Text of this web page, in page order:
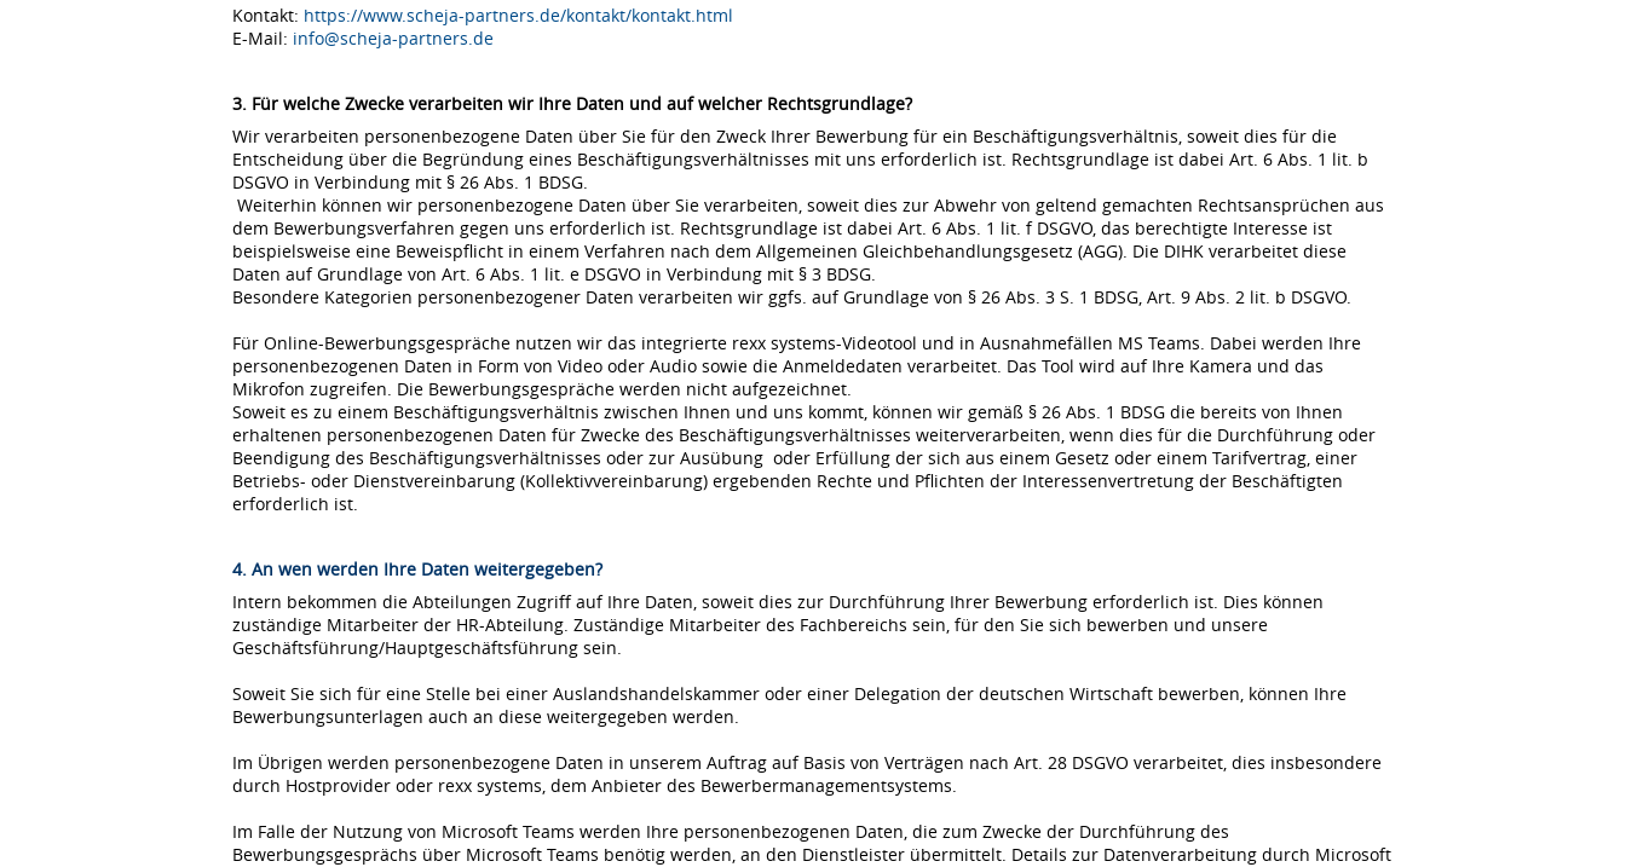
Kontakt: https://www.scheja-partners.de/kontakt/kontakt.html
E-Mail: info@scheja-partners.de
3. Für welche Zwecke verarbeiten wir Ihre Daten und auf welcher Rechtsgrundlage?
Wir verarbeiten personenbezogene Daten über Sie für den Zweck Ihrer Bewerbung für ein Beschäftigungsverhältnis, soweit dies für die
Entscheidung über die Begründung eines Beschäftigungsverhältnisses mit uns erforderlich ist. Rechtsgrundlage ist dabei Art. 6 Abs. 1 lit. b
DSGVO in Verbindung mit § 26 Abs. 1 BDSG.
Weiterhin können wir personenbezogene Daten über Sie verarbeiten, soweit dies zur Abwehr von geltend gemachten Rechtsansprüchen aus
dem Bewerbungsverfahren gegen uns erforderlich ist. Rechtsgrundlage ist dabei Art. 6 Abs. 1 lit. f DSGVO, das berechtigte Interesse ist
beispielsweise eine Beweispflicht in einem Verfahren nach dem Allgemeinen Gleichbehandlungsgesetz (AGG). Die DIHK verarbeitet diese
Daten auf Grundlage von Art. 6 Abs. 1 lit. e DSGVO in Verbindung mit § 3 BDSG.
Besondere Kategorien personenbezogener Daten verarbeiten wir ggfs. auf Grundlage von § 26 Abs. 3 S. 1 BDSG, Art. 9 Abs. 2 lit. b DSGVO.
Für Online-Bewerbungsgespräche nutzen wir das integrierte rexx systems-Videotool und in Ausnahmefällen MS Teams. Dabei werden Ihre
personenbezogenen Daten in Form von Video oder Audio sowie die Anmeldedaten verarbeitet. Das Tool wird auf Ihre Kamera und das
Mikrofon zugreifen. Die Bewerbungsgespräche werden nicht aufgezeichnet.
Soweit es zu einem Beschäftigungsverhältnis zwischen Ihnen und uns kommt, können wir gemäß § 26 Abs. 1 BDSG die bereits von Ihnen
erhaltenen personenbezogenen Daten für Zwecke des Beschäftigungsverhältnisses weiterverarbeiten, wenn dies für die Durchführung oder
Beendigung des Beschäftigungsverhältnisses oder zur Ausübung oder Erfüllung der sich aus einem Gesetz oder einem Tarifvertrag, einer
Betriebs- oder Dienstvereinbarung (Kollektivvereinbarung) ergebenden Rechte und Pflichten der Interessenvertretung der Beschäftigten
erforderlich ist.
4. An wen werden Ihre Daten weitergegeben?
Intern bekommen die Abteilungen Zugriff auf Ihre Daten, soweit dies zur Durchführung Ihrer Bewerbung erforderlich ist. Dies können
zuständige Mitarbeiter der HR-Abteilung. Zuständige Mitarbeiter des Fachbereichs sein, für den Sie sich bewerben und unsere
Geschäftsführung/Hauptgeschäftsführung sein.
Soweit Sie sich für eine Stelle bei einer Auslandshandelskammer oder einer Delegation der deutschen Wirtschaft bewerben, können Ihre
Bewerbungsunterlagen auch an diese weitergegeben werden.
Im Übrigen werden personenbezogene Daten in unserem Auftrag auf Basis von Verträgen nach Art. 28 DSGVO verarbeitet, dies insbesondere
durch Hostprovider oder rexx systems, dem Anbieter des Bewerbermanagementsystems.
Im Falle der Nutzung von Microsoft Teams werden Ihre personenbezogenen Daten, die zum Zwecke der Durchführung des
Bewerbungsgesprächs über Microsoft Teams benötig werden, an den Dienstleister übermittelt. Details zur Datenverarbeitung durch Microsoft